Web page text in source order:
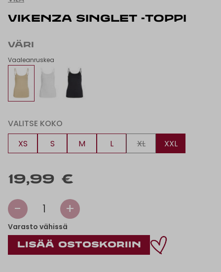
VIKENZA SINGLET -TOPPI
VÄRI
Vaaleanruskea
VALITSE KOKO
XS
S M L XL XXL
19,99 €
- 1 +
Varasto vähissä